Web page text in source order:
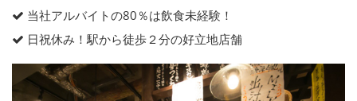
当社アルバイトの80％は飲食未経験！
日祝休み！駅から徒歩２分の好立地店舗